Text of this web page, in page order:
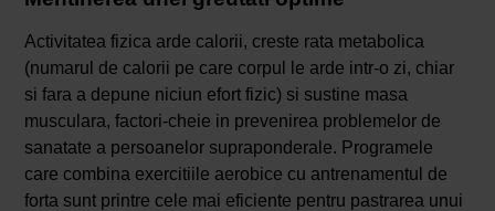
Activitatea fizica arde calorii, creste rata metabolica
(numarul de calorii pe care corpul le arde intr-o zi, chiar
si fara a depune niciun efort fizic) si sustine masa
musculara, factori-cheie in prevenirea problemelor de
sanatate a persoanelor supraponderale. Programele
care combina exercitiile aerobice cu antrenamentul de
forta sunt printre cele mai eficiente pentru pastrarea unui